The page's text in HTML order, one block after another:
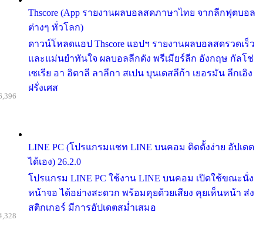
Thscore (App รายงานผลบอลสดภาษาไทย จากลีกฟุตบอล
ต่างๆ ทั่วโลก)
ดาวน์โหลดแอป Thscore แอปฯ รายงานผลบอลสดรวดเร็ว
และแม่นยำทันใจ ผลบอลลีกดัง พรีเมียร์ลีก อังกฤษ กัลโช่
เซเรีย อา อิตาลี ลาลีกา สเปน บุนเดสลีก้า เยอรมัน ลีกเอิง
ฝรั่งเศส
LINE PC (โปรแกรมแชท LINE บนคอม ติดตั้งง่าย อัปเดต
ได้เอง) 26.2.0
โปรแกรม LINE PC ใช้งาน LINE บนคอม เปิดใช้ขณะนั่ง
หน้าจอ ได้อย่างสะดวก พร้อมคุยด้วยเสียง คุยเห็นหน้า ส่ง
สติกเกอร์ มีการอัปเดตสม่ำเสมอ